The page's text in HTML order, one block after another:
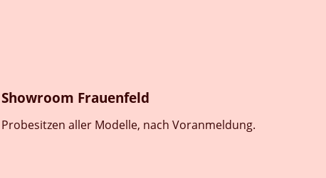
Showroom Frauenfeld
Probesitzen aller Modelle, nach Voranmeldung.